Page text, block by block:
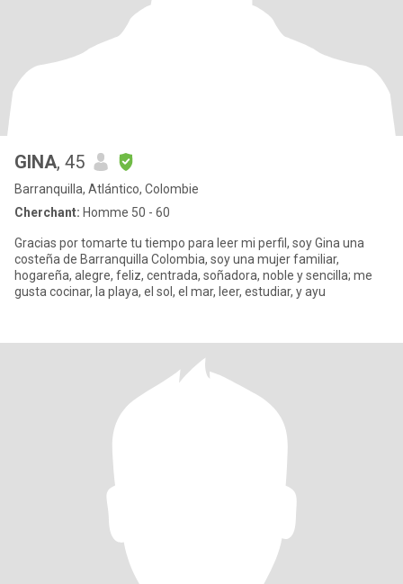
GINA, 45
Barranquilla, Atlántico, Colombie
Cherchant: Homme 50 - 60
Gracias por tomarte tu tiempo para leer mi perfil, soy Gina una
costeña de Barranquilla Colombia, soy una mujer familiar,
hogareña, alegre, feliz, centrada, soñadora, noble y sencilla; me
gusta cocinar, la playa, el sol, el mar, leer, estudiar, y ayu